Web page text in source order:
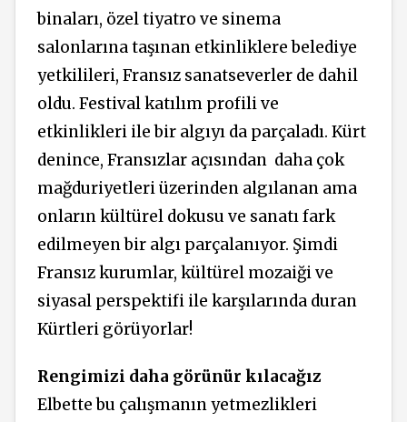
binaları, özel tiyatro ve sinema
salonlarına taşınan etkinliklere belediye
yetkilileri, Fransız sanatseverler de dahil
oldu. Festival katılım profili ve
etkinlikleri ile bir algıyı da parçaladı. Kürt
denince, Fransızlar açısından daha çok
mağduriyetleri üzerinden algılanan ama
onların kültürel dokusu ve sanatı fark
edilmeyen bir algı parçalanıyor. Şimdi
Fransız kurumlar, kültürel mozaiği ve
siyasal perspektifi ile karşılarında duran
Kürtleri görüyorlar!
Rengimizi daha görünür kılacağız
Elbette bu çalışmanın yetmezlikleri